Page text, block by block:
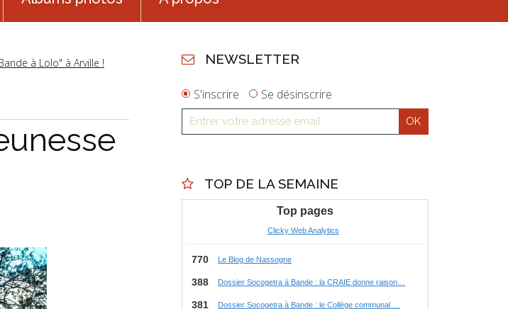
à Lolo" à Arville ! NEWSLETTER
S'inscrire Se désinscrire
TOP DE LA SEMAINE